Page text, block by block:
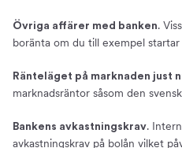
Övriga affärer med banken.
boränta om du till exempel
Ränteläget på marknaden just
marknadsräntor såsom den
Bankens avkastningskrav.
avkastningskrav på bolån vilket